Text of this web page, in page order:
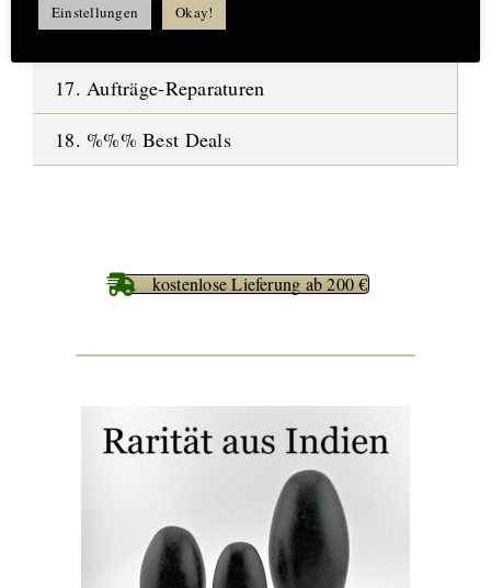
16.
Neue Highlights
17. Aufträge-Reparaturen
18. %%% Best Deals
kostenlose Lieferung ab 200 €
Einstellungen Okay!